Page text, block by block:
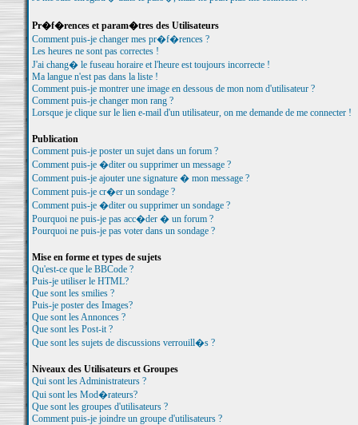
Pr�f�rences et param�tres des Utilisateurs
Comment puis-je changer mes pr�f�rences ?
Les heures ne sont pas correctes !
J'ai chang� le fuseau horaire et l'heure est toujours incorrecte !
Ma langue n'est pas dans la liste !
Comment puis-je montrer une image en dessous de mon nom d'utilisateur ?
Comment puis-je changer mon rang ?
Lorsque je clique sur le lien e-mail d'un utilisateur, on me demande de me connecter !
Publication
Comment puis-je poster un sujet dans un forum ?
Comment puis-je �diter ou supprimer un message ?
Comment puis-je ajouter une signature � mon message ?
Comment puis-je cr�er un sondage ?
Comment puis-je �diter ou supprimer un sondage ?
Pourquoi ne puis-je pas acc�der � un forum ?
Pourquoi ne puis-je pas voter dans un sondage ?
Mise en forme et types de sujets
Qu'est-ce que le BBCode ?
Puis-je utiliser le HTML?
Que sont les smilies ?
Puis-je poster des Images?
Que sont les Annonces ?
Que sont les Post-it ?
Que sont les sujets de discussions verrouill�s ?
Niveaux des Utilisateurs et Groupes
Qui sont les Administrateurs ?
Qui sont les Mod�rateurs?
Que sont les groupes d'utilisateurs ?
Comment puis-je joindre un groupe d'utilisateurs ?